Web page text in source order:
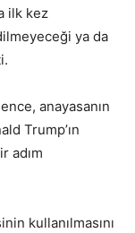
ilk kez
ya da
anayasanın
Trump’ın
adım
kullanılmasını